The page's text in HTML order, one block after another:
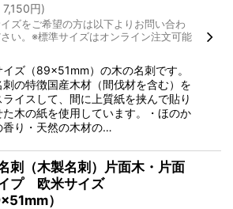
7,150円)
ズをご希望の方は以下よりお問い合わ
い。※標準サイズはオンライン注文可能
ズ（89×51mm）の木の名刺です。
刺の特徴国産木材（間伐材を含む）を
ライスして、間に上質紙を挟んで貼り
た木の紙を使用しています。・ほのか
香り・天然の木材の…
刺（木製名刺）片面木・片面
プ 欧米サイズ
）